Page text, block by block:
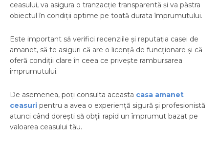
ceasului, va asigura o tranzacție transparentă și va păstra
obiectul în condiții optime pe toată durata împrumutului.
Este important să verifici recenziile și reputația casei de
amanet, să te asiguri că are o licență de funcționare și că
oferă condiții clare în ceea ce privește rambursarea
împrumutului.
De asemenea, poți consulta aceasta casa amanet
ceasuri pentru a avea o experiență sigură și profesionistă
atunci când dorești să obții rapid un împrumut bazat pe
valoarea ceasului tău.